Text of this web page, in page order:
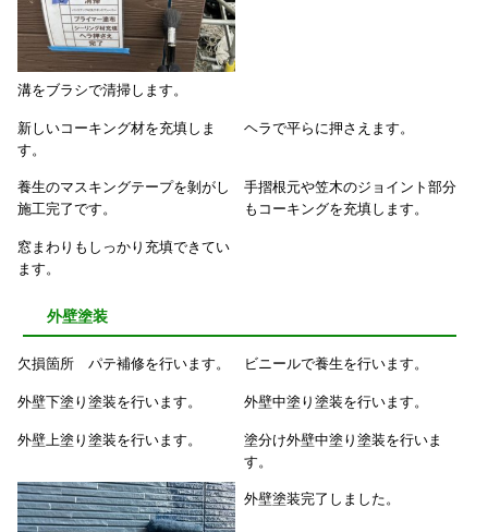
溝をブラシで清掃します。
新しいコーキング材を充填しま
す。
ヘラで平らに押さえます。
養生のマスキングテープを剝がし
施工完了です。
手摺根元や笠木のジョイント部分
もコーキングを充填します。
窓まわりもしっかり充填できてい
ます。
外壁塗装
欠損箇所 パテ補修を行います。 ビニールで養生を行います。
外壁下塗り塗装を行います。 外壁中塗り塗装を行います。
外壁上塗り塗装を行います。
塗分け外壁中塗り塗装を行いま
す。
外壁塗装完了しました。